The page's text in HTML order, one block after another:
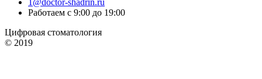
Работаем с 9:00 до 19:00
Цифровая стоматология
© 2019